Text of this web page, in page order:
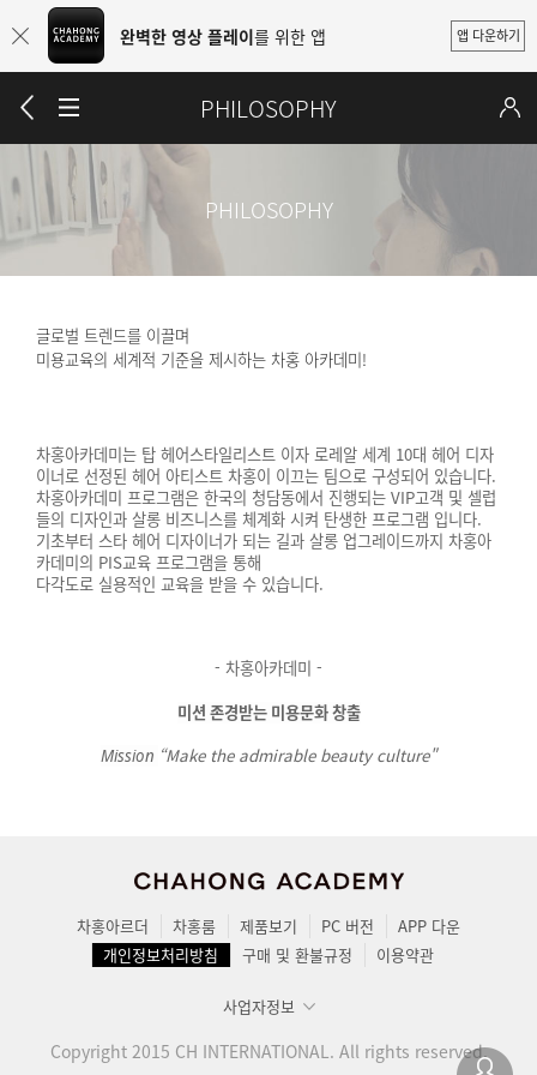
완벽한 영상 플레이를 위한 앱 앱 다운하기
PHILOSOPHY
PHILOSOPHY
글로벌 트렌드를 이끌며
미용교육의 세계적 기준을 제시하는 차홍 아카데미!
차홍아카데미는 탑 헤어스타일리스트 이자 로레알 세계 10대 헤어 디자
이너로 선정된 헤어 아티스트 차홍이 이끄는 팀으로 구성되어 있습니다.
차홍아카데미 프로그램은 한국의 청담동에서 진행되는 VIP고객 및 셀럽
들의 디자인과 살롱 비즈니스를 체계화 시켜 탄생한 프로그램 입니다.
기초부터 스타 헤어 디자이너가 되는 길과 살롱 업그레이드까지 차홍아
카데미의 PIS교육 프로그램을 통해
다각도로 실용적인 교육을 받을 수 있습니다.
- 차홍아카데미 -
미션 존경받는 미용문화 창출
Mission “Make the admirable beauty culture"
차홍아르더 차홍룸 제품보기 PC 버전
APP 다운
개인정보처리방침
구매 및 환불규정 이용약관
사업자정보
Copyright 2015 CH INTERNATIONAL. All rights reserved.